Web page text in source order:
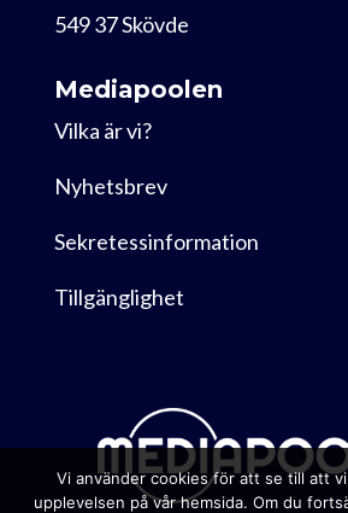
549 37 Skövde
Mediapoolen
Vilka är vi?
Nyhetsbrev
Sekretessinformation
Tillgänglighet
Vi använder cookies för att se till att
upplevelsen på vår hemsida. Om du